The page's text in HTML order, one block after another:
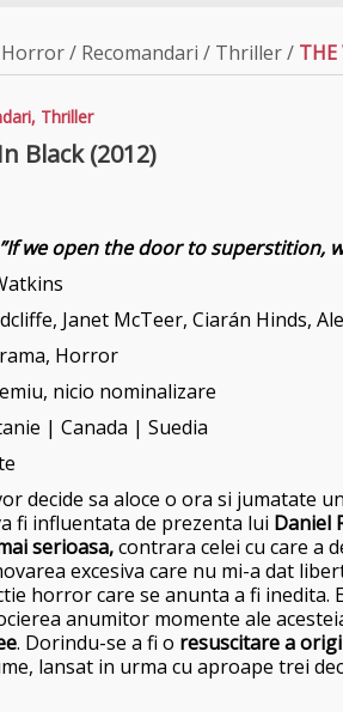
Horror/ Recomandari / Thriller/ THE
, Thriller
Black (2012)
”If we open the door to superstition,
Janet McTeer, Ciarán Hinds,
Horror
nicio nominalizare
| Canada | Suedia
decide sa aloce o ora si jumatate
fi influentata de prezenta lui Daniel
serioasa,contrara celei cu care a
excesiva care nu mi-a dat
horror care se anunta a fi inedita.
anumitor momente ale
. Dorindu-se a fi o resuscitare a
lansat in urma cu aproape trei